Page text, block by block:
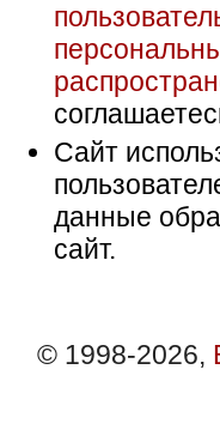
Сайт
данные
сайт.
© 1998-2026,